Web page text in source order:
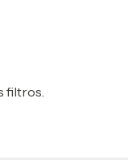
filtros.